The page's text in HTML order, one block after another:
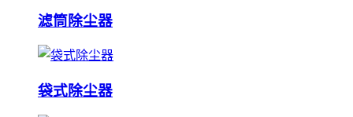
滤筒除尘器
袋式除尘器